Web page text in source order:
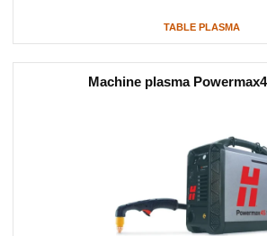
TABLE PLASMA
Machine plasma